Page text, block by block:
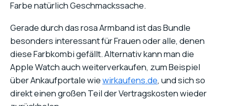
Farbe natürlich Geschmackssache.
Gerade durch das rosa Armband ist das Bundle
besonders interessant für Frauen oder alle, denen
diese Farbkombi gefällt. Alternativ kann man die
Apple Watch auch weiterverkaufen, zum Beispiel
über Ankaufportale wiewirkaufens.de, und sich so
direkt einen großen Teil der Vertragskosten wieder